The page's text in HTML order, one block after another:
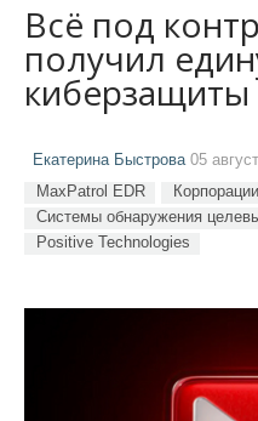
Всё под
получил
киберзащиты
Екатерина Быстрова05
MaxPatrol EDR Корпорации
Системы обнаружения
Positive Technologies